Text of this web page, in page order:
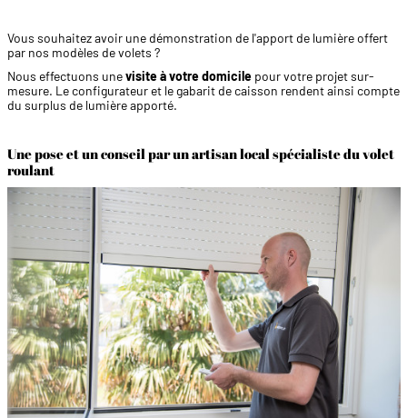
Vous souhaitez avoir une démonstration de l'apport de lumière offert
par nos modèles de volets ?
Nous effectuons unevisite à votre domicilepour votre projet sur-
mesure. Le configurateur et le gabarit de caisson rendent ainsi compte
du surplus de lumière apporté.
Une pose et un conseil par un artisan local spécialiste du volet
roulant